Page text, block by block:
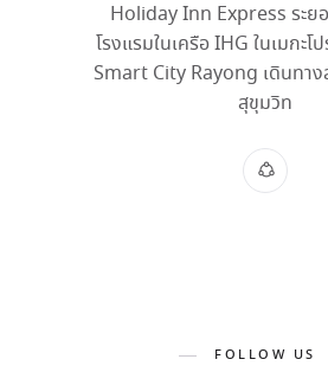
Holiday Inn Express ระย
โรงแรมในเครือ IHG ในเมกะ
Smart City Rayong เดินทา
สุขุมวิท
FOLLOW US